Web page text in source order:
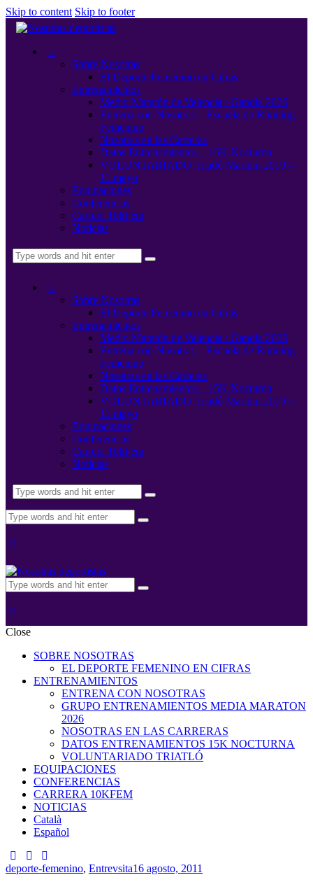
Skip to content Skip to footer
Sobre Nosotras
El Deporte Femenino en Cifras
Entrenamientos
Medio Maratón de Valencia / Gandía 2026
Entrena con Nosotras – Escuela de Running
Femenino
Nosotras en las Carreras
Datos Entrenamientos – 15K Nocturna
VOLUNTARIADO Triatló Maritim 2019 –
11 mayo
Equipaciones
Conferencias
Carrera 10kFem
Noticias
Sobre Nosotras
El Deporte Femenino en Cifras
Entrenamientos
Medio Maratón de Valencia / Gandía 2026
Entrena con Nosotras – Escuela de Running
Femenino
Nosotras en las Carreras
Datos Entrenamientos – 15K Nocturna
VOLUNTARIADO Triatló Maritim 2019 –
11 mayo
Equipaciones
Conferencias
Carrera 10kFem
Noticias
Close
SOBRE NOSOTRAS
EL DEPORTE FEMENINO EN CIFRAS
ENTRENAMIENTOS
ENTRENA CON NOSOTRAS
GRUPO ENTRENAMIENTOS MEDIA MARATON
2026
NOSOTRAS EN LAS CARRERAS
DATOS ENTRENAMIENTOS 15K NOCTURNA
VOLUNTARIADO TRIATLÓ
EQUIPACIONES
CONFERENCIAS
CARRERA 10KFEM
NOTICIAS
Català
Español
deporte-femenino, Entrevsita16 agosto, 2011